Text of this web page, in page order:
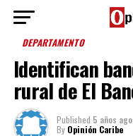
DEPARTAMENTO
Identifican
rural de El
Published 5 años ago
By Opinión Caribe